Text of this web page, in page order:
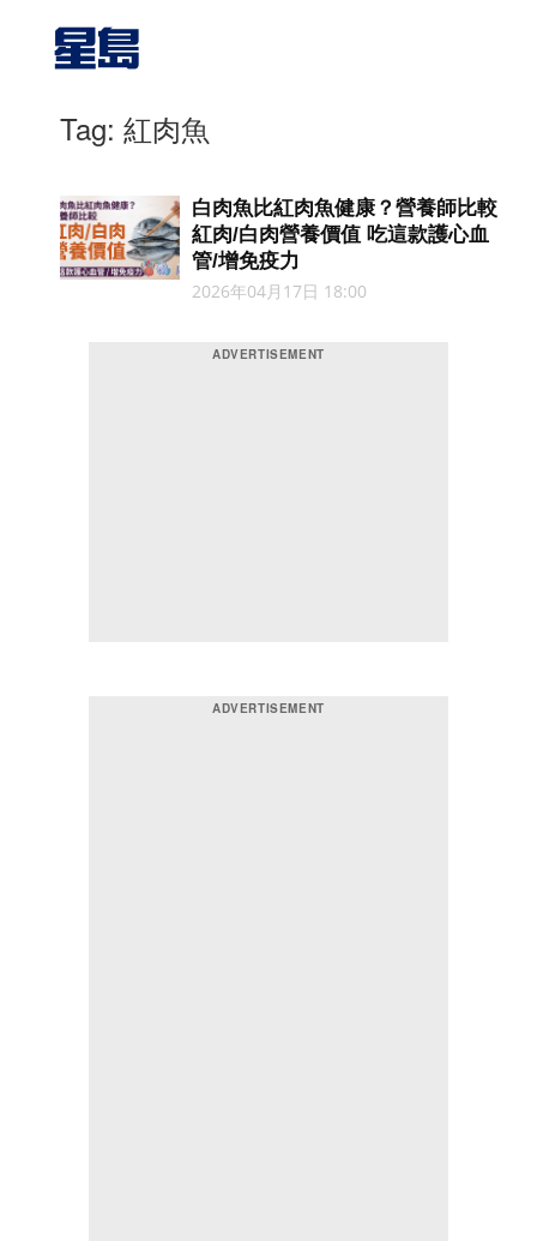
Tag: 紅肉魚
白肉魚比紅肉魚健康？營養師比較
紅肉/白肉營養價值 吃這款護心血
管/增免疫力
2026年04月17日 18:00